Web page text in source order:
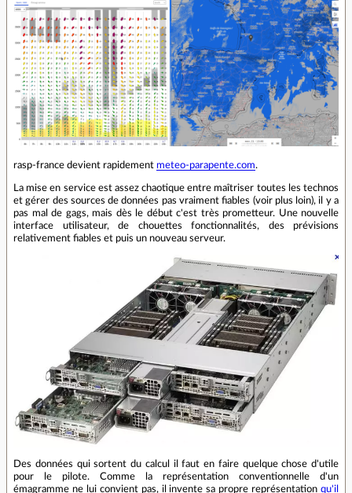
rasp-france devient rapidement meteo-parapente.com.
La mise en service est assez chaotique entre maîtriser toutes les technos
et gérer des sources de données pas vraiment fiables (voir plus loin), il y a
pas mal de gags, mais dès le début c'est très prometteur. Une nouvelle
interface utilisateur, de chouettes fonctionnalités, des prévisions
relativement fiables et puis un nouveau serveur.
Des données qui sortent du calcul il faut en faire quelque chose d'utile
pour le pilote. Comme la représentation conventionnelle d'un
émagramme ne lui convient pas, il invente sa propre représentation qu'il